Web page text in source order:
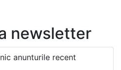
newsletter
anunturile recent